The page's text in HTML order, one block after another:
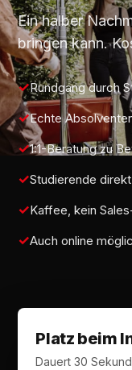
Ein halber
bringen kann.
Rundgang durch
Echte
1:1-Beratung zu
Studierende
Kaffee, kein
Auch online
Platz beim
Dauert 30